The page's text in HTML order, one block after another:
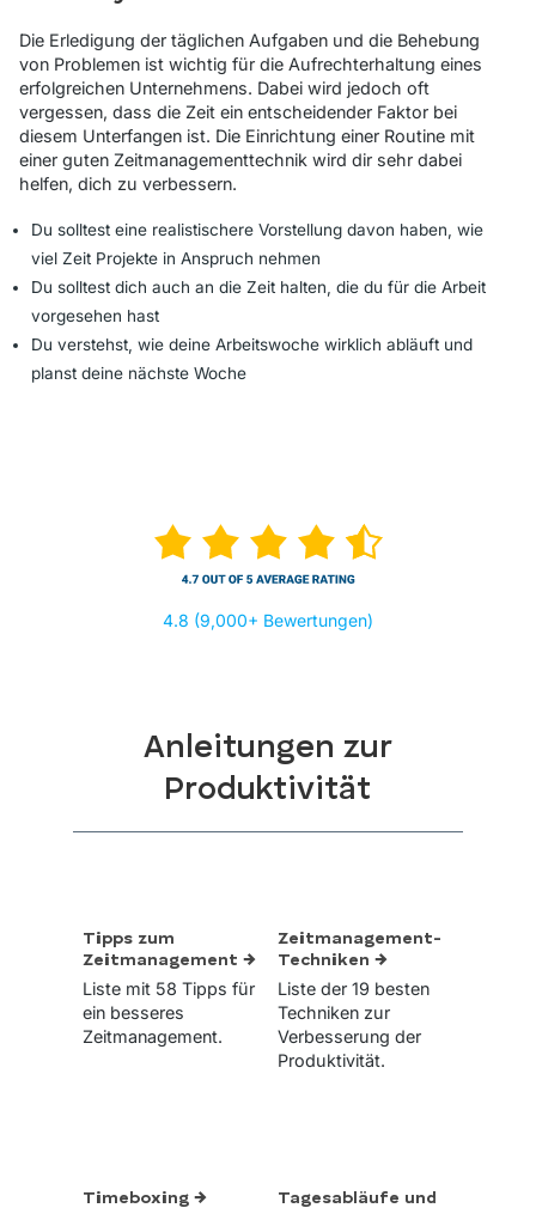
Die Erledigung der täglichen Aufgaben und die Behebung
von Problemen ist wichtig für die Aufrechterhaltung eines
erfolgreichen Unternehmens. Dabei wird jedoch oft
vergessen, dass die Zeit ein entscheidender Faktor bei
diesem Unterfangen ist. Die Einrichtung einer Routine mit
einer guten Zeitmanagementtechnik wird dir sehr dabei
helfen, dich zu verbessern.
Du solltest eine realistischere Vorstellung davon haben, wie
viel Zeit Projekte in Anspruch nehmen
Du solltest dich auch an die Zeit halten, die du für die Arbeit
vorgesehen hast
Du verstehst, wie deine Arbeitswoche wirklich abläuft und
planst deine nächste Woche
4.8 (9,000+ Bewertungen)
Anleitungen zur
Produktivität
Tipps zum
Zeitmanagement →
Liste mit 58 Tipps für
ein besseres
Zeitmanagement.
Zeitmanagement-
Techniken →
Liste der 19 besten
Techniken zur
Verbesserung der
Produktivität.
Timeboxing →
Tagesabläufe und